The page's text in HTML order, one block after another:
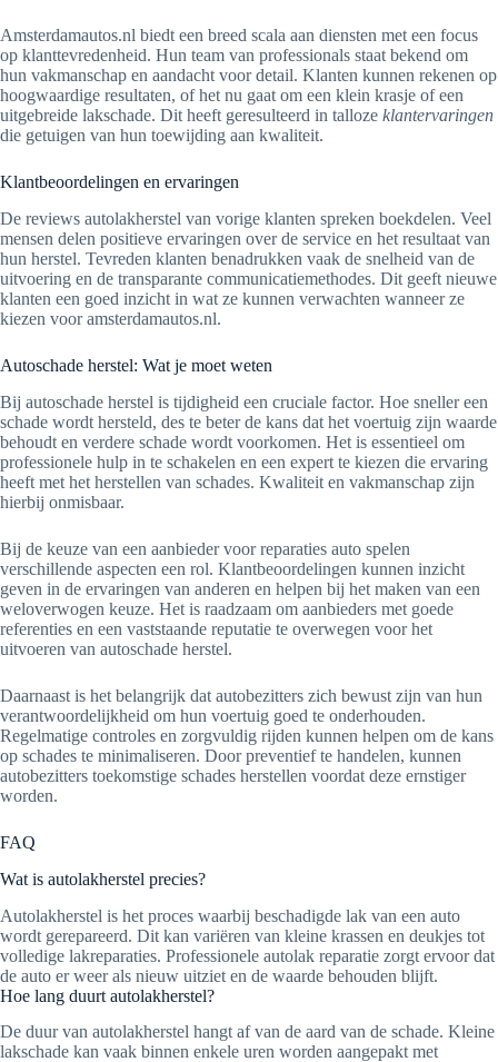
Amsterdamautos.nl biedt een breed scala aan diensten met een focus
op klanttevredenheid. Hun team van professionals staat bekend om
hun vakmanschap en aandacht voor detail. Klanten kunnen rekenen op
hoogwaardige resultaten, of het nu gaat om een klein krasje of een
uitgebreide lakschade. Dit heeft geresulteerd in talloze klantervaringen
die getuigen van hun toewijding aan kwaliteit.
Klantbeoordelingen en ervaringen
De reviews autolakherstel van vorige klanten spreken boekdelen. Veel
mensen delen positieve ervaringen over de service en het resultaat van
hun herstel. Tevreden klanten benadrukken vaak de snelheid van de
uitvoering en de transparante communicatiemethodes. Dit geeft nieuwe
klanten een goed inzicht in wat ze kunnen verwachten wanneer ze
kiezen voor amsterdamautos.nl.
Autoschade herstel: Wat je moet weten
Bij autoschade herstel is tijdigheid een cruciale factor. Hoe sneller een
schade wordt hersteld, des te beter de kans dat het voertuig zijn waarde
behoudt en verdere schade wordt voorkomen. Het is essentieel om
professionele hulp in te schakelen en een expert te kiezen die ervaring
heeft met het herstellen van schades. Kwaliteit en vakmanschap zijn
hierbij onmisbaar.
Bij de keuze van een aanbieder voor reparaties auto spelen
verschillende aspecten een rol. Klantbeoordelingen kunnen inzicht
geven in de ervaringen van anderen en helpen bij het maken van een
weloverwogen keuze. Het is raadzaam om aanbieders met goede
referenties en een vaststaande reputatie te overwegen voor het
uitvoeren van autoschade herstel.
Daarnaast is het belangrijk dat autobezitters zich bewust zijn van hun
verantwoordelijkheid om hun voertuig goed te onderhouden.
Regelmatige controles en zorgvuldig rijden kunnen helpen om de kans
op schades te minimaliseren. Door preventief te handelen, kunnen
autobezitters toekomstige schades herstellen voordat deze ernstiger
worden.
FAQ
Wat is autolakherstel precies?
Autolakherstel is het proces waarbij beschadigde lak van een auto
wordt gerepareerd. Dit kan variëren van kleine krassen en deukjes tot
volledige lakreparaties. Professionele autolak reparatie zorgt ervoor dat
de auto er weer als nieuw uitziet en de waarde behouden blijft.
Hoe lang duurt autolakherstel?
De duur van autolakherstel hangt af van de aard van de schade. Kleine
lakschade kan vaak binnen enkele uren worden aangepakt met